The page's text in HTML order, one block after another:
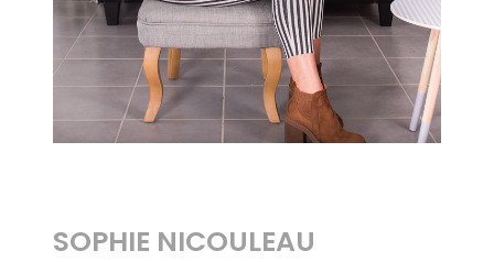
SOPHIE NICOULEAU